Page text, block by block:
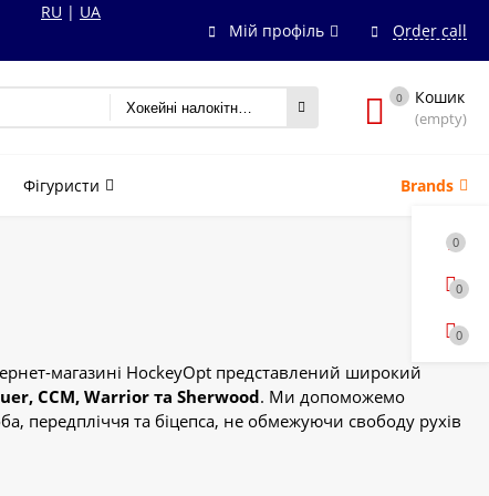
Мій профіль Order call
RU | UA
Хокейні налокітники Jr
0 Кошик
(empty)
Brands
Фігуристи
магазині HockeyOpt представлений широкий
CCM, Warrior та Sherwood. Ми допоможемо
передпліччя та біцепса, не обмежуючи свободу рухів
зібрані як базові моделі для навчання, так і елітні
0
0
0